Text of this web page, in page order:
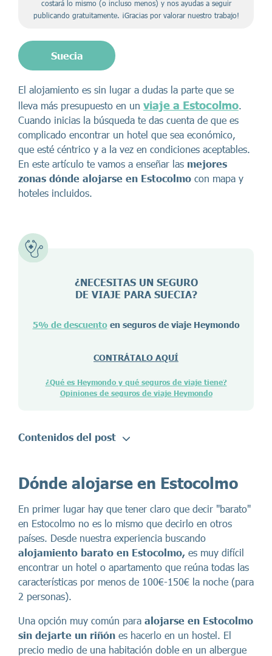
costará lo mismo (o incluso menos) y nos ayudas a seguir
publicando gratuitamente. ¡Gracias por valorar nuestro trabajo!
Suecia
El alojamiento es sin lugar a dudas la parte que se
lleva más presupuesto en un viaje a Estocolmo.
Cuando inicias la búsqueda te das cuenta de que es
complicado encontrar un hotel que sea económico,
que esté céntrico y a la vez en condiciones aceptables.
En este artículo te vamos a enseñar las mejores
zonas dónde alojarse en Estocolmo con mapa y
hoteles incluidos.
¿NECESITAS UN SEGURO
DE VIAJE PARA SUECIA?
5% de descuentoen seguros de viaje Heymondo
CONTRÁTALO AQUÍ
¿Qué es Heymondo y qué seguros de viaje tiene?
Opiniones de seguros de viaje Heymondo
Contenidos del post
Dónde alojarse en Estocolmo
En primer lugar hay que tener claro que decir "barato"
en Estocolmo no es lo mismo que decirlo en otros
países. Desde nuestra experiencia buscando
alojamiento barato en Estocolmo, es muy difícil
encontrar un hotel o apartamento que reúna todas las
características por menos de 100€-150€ la noche (para
2 personas).
Una opción muy común para alojarse en Estocolmo
sin dejarte un riñón es hacerlo en un hostel. El
precio medio de una habitación doble en un albergue